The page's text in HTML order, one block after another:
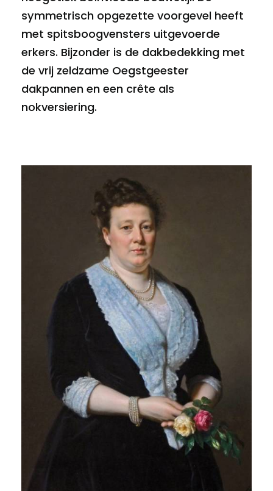
symmetrisch opgezette voorgevel heeft
met spitsboogvensters uitgevoerde
erkers. Bijzonder is de dakbedekking met
de vrij zeldzame Oegstgeester
dakpannen en een crête als
nokversiering.